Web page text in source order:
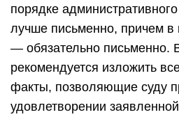
порядке
лучше письменно, причем в
— обязательно письменно.
рекомендуется изложить
факты, позволяющие суду
удовлетворении